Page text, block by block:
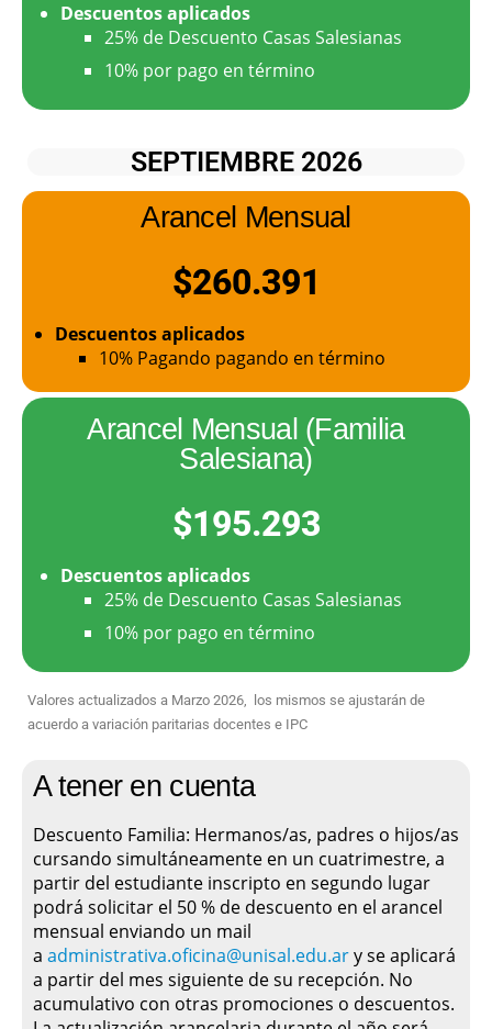
Descuentos aplicados
25% de Descuento Casas Salesianas
10% por pago en término
SEPTIEMBRE 2026
Arancel Mensual
$260.391
Descuentos aplicados
10% Pagando pagando en término
Arancel Mensual (Familia
Salesiana)
$195.293
Descuentos aplicados
25% de Descuento Casas Salesianas
10% por pago en término
Valores actualizados a Marzo 2026, los mismos se ajustarán de
acuerdo a variación paritarias docentes e IPC
A tener en cuenta
Descuento Familia: Hermanos/as, padres o hijos/as
cursando simultáneamente en un cuatrimestre, a
partir del estudiante inscripto en segundo lugar
podrá solicitar el 50 % de descuento en el arancel
mensual enviando un mail
a administrativa.oficina@unisal.edu.ary se aplicará
a partir del mes siguiente de su recepción. No
acumulativo con otras promociones o descuentos.